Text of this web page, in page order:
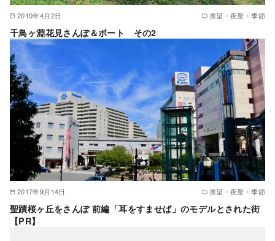
2010年4月2日 展望・夜景・季節
千鳥ヶ淵花見さんぽ＆ボート その2
2017年9月14日 展望・夜景・季節
聖蹟桜ヶ丘をさんぽ 前編「耳をすませば」のモデルとされた街
【PR】